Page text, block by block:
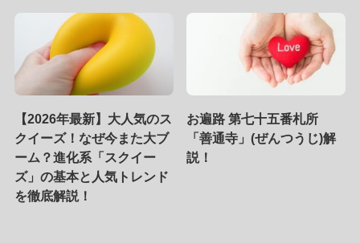
【2026年最新】大人気のス
クイーズ！なぜ今また大ブ
ーム？進化系「スクイー
ズ」の基本と人気トレンド
を徹底解説！
お遍路 第七十五番札所
「善通寺」(ぜんつうじ)解
説！